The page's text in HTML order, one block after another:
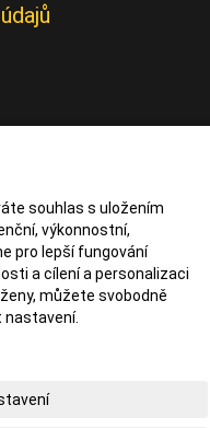
souhlas s uložením
výkonnostní,
pro lepší fungování
a cílení a personalizaci
můžete svobodně